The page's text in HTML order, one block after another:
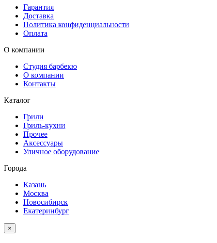
Гарантия
Доставка
Политика конфиденциальности
Оплата
О компании
Студия барбекю
О компании
Контакты
Каталог
Грили
Гриль-кухни
Прочее
Аксессуары
Уличное оборудование
Города
Казань
Москва
Новосибирск
Екатеринбург
×